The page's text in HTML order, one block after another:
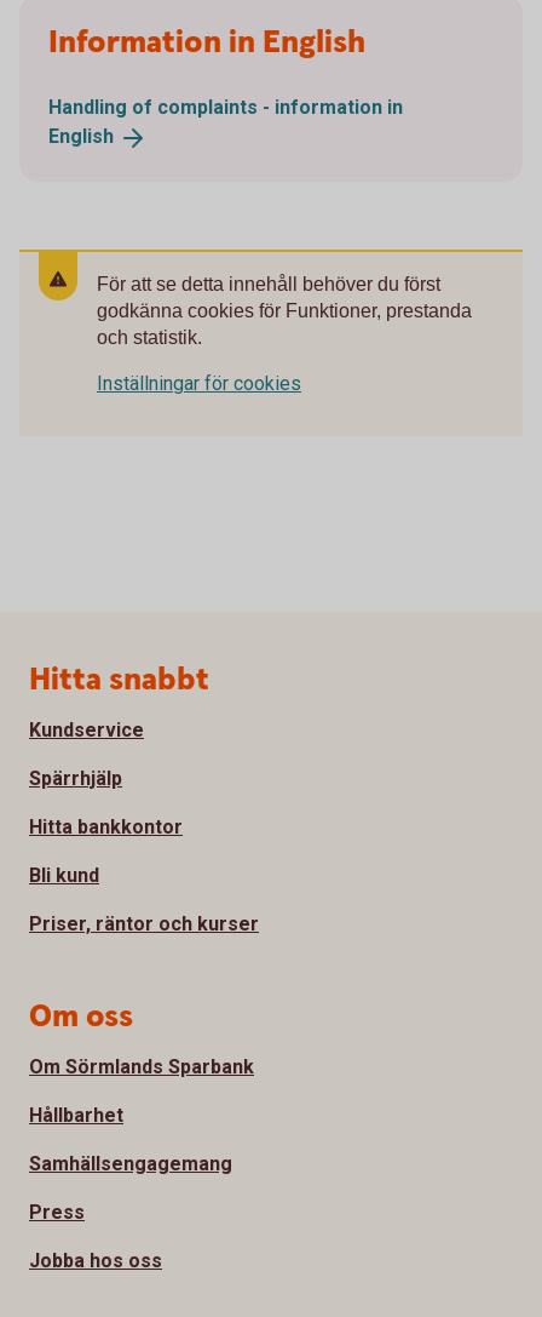
Information in English
Handling of complaints - information in
English
För att se detta innehåll behöver du först
godkänna cookies för Funktioner, prestanda
och statistik.
Inställningar för cookies
Sidfot
Hitta snabbt
Kundservice
Spärrhjälp
Hitta bankkontor
Bli kund
Priser, räntor och kurser
Om oss
Om Sörmlands Sparbank
Hållbarhet
Samhällsengagemang
Press
Jobba hos oss